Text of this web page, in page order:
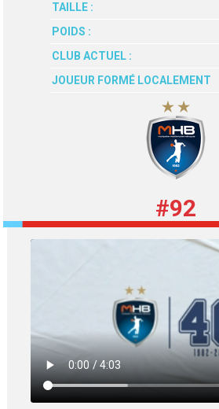
TAILLE :
POIDS :
CLUB ACTUEL :
JOUEUR FORMÉ LOCALEMENT
#92